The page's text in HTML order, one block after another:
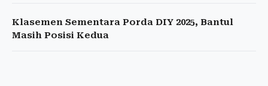
Klasemen Sementara Porda DIY 2025, Bantul
Masih Posisi Kedua